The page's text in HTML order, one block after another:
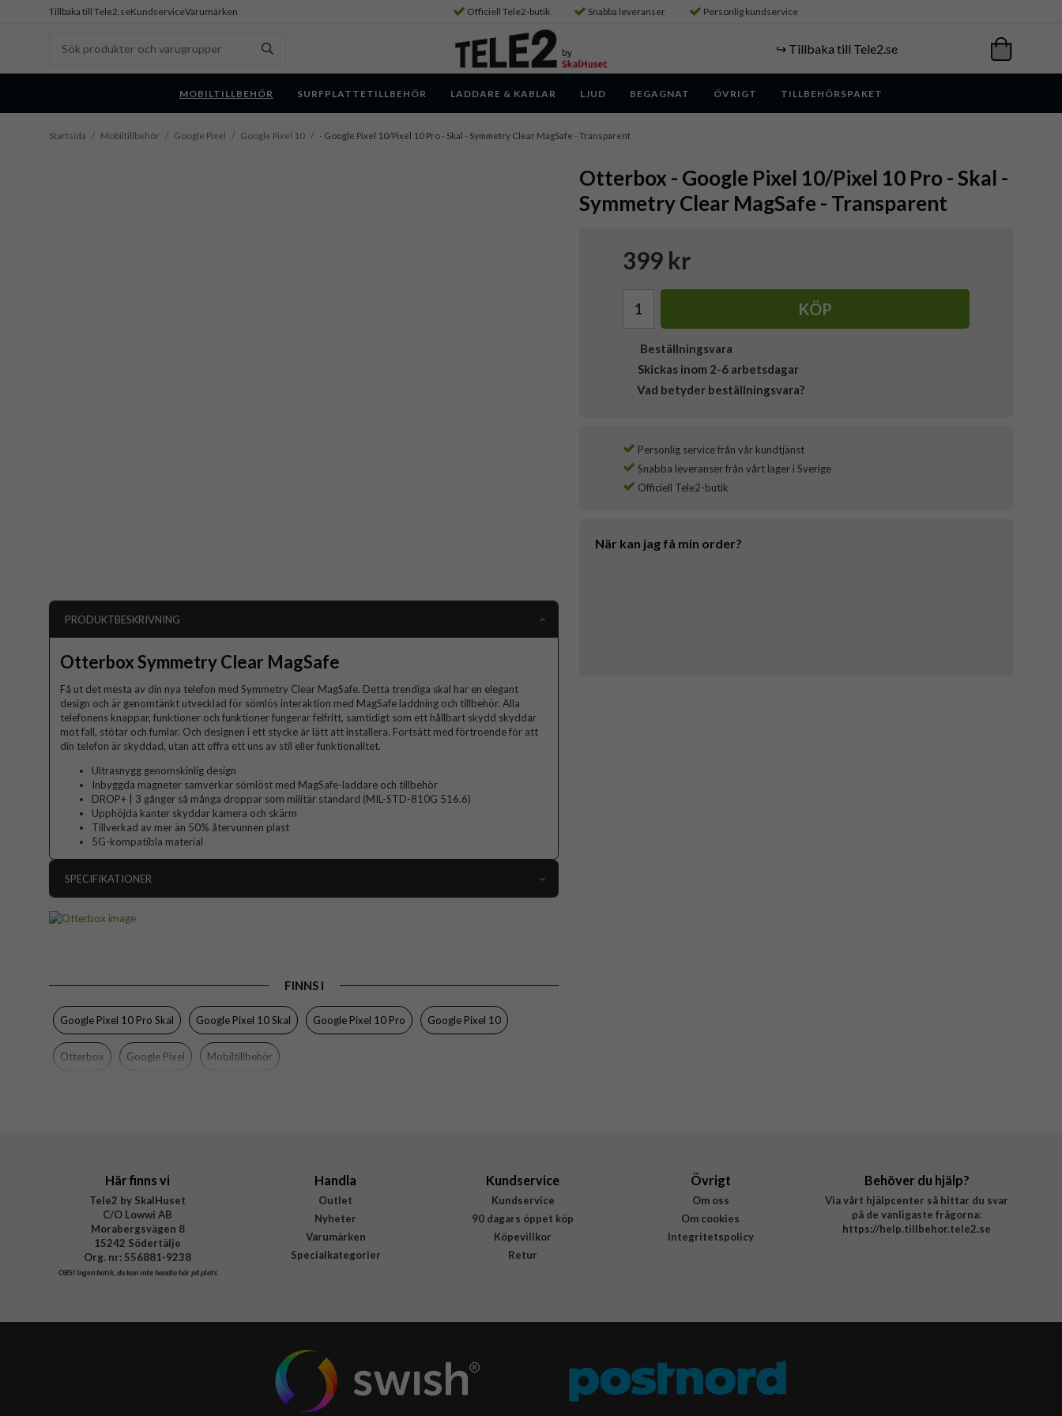
Tillbaka till Tele2.seKundserviceVarumärken Officiell Tele2-butik Snabba leveranser Personlig kundservice
↪️ Tillbaka till Tele2.se
MOBILTILLBEHÖR SURFPLATTETILLBEHÖR LADDARE & KABLAR LJUD BEGAGNAT ÖVRIGT TILLBEHÖRSPAKET
Startsida / Mobiltillbehör / Google Pixel / Google Pixel 10 / - Google Pixel 10/Pixel 10 Pro - Skal - Symmetry Clear MagSafe - Transparent
Otterbox - Google Pixel 10/Pixel 10 Pro - Skal -
Symmetry Clear MagSafe - Transparent
399 kr
KÖP
Beställningsvara
Skickas inom 2-6 arbetsdagar
Vad betyder beställningsvara?
Personlig service från vår kundtjänst
Snabba leveranser från vårt lager i Sverige
Officiell Tele2-butik
När kan jag få min order?
PRODUKTBESKRIVNING
Otterbox Symmetry Clear MagSafe
Få ut det mesta av din nya telefon med Symmetry Clear MagSafe. Detta trendiga skal har en elegant
design och är genomtänkt utvecklad för sömlös interaktion med MagSafe laddning och tillbehör. Alla
telefonens knappar, funktioner och funktioner fungerar felfritt, samtidigt som ett hållbart skydd skyddar
mot fall, stötar och fumlar. Och designen i ett stycke är lätt att installera. Fortsätt med förtroende för att
din telefon är skyddad, utan att offra ett uns av stil eller funktionalitet.
Ultrasnygg genomskinlig design
Inbyggda magneter samverkar sömlöst med MagSafe-laddare och tillbehör
DROP+ | 3 gånger så många droppar som militär standard (MIL-STD-810G 516.6)
Upphöjda kanter skyddar kamera och skärm
Tillverkad av mer än 50% återvunnen plast
5G-kompatibla material
SPECIFIKATIONER
Egenskaper
MagSafe-kompatibel, Stöttålig
Färg
Genomskinlig
Material
Hårdplast (PC), Mjukplast (TPU)
Varumärke
FINNS I
Google Pixel 10 Pro Skal Google Pixel 10 Skal Google Pixel 10 Pro Google Pixel 10
Otterbox Google Pixel Mobiltillbehör
Här finns vi
Tele2 by SkalHuset
C/O Lowwi AB
Morabergsvägen 8
15242 Södertälje
Org. nr: 556881-9238
OBS!Ingen butik, du kan inte handla här på plats
Handla
Outlet
Nyheter
Varumärken
Specialkategorier
Kundservice
Kundservice
90 dagars öppet köp
Köpevillkor
Retur
Övrigt
Om oss
Om cookies
Integritetspolicy
Behöver du hjälp?
Via vårt hjälpcenter så hittar du svar
på de vanligaste frågorna:
https://help.tillbehor.tele2.se